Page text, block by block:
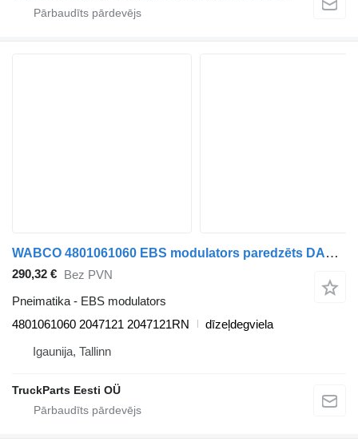
WABCO 4801061060 EBS modulators paredzēts DAF XF106 (2014-) vilcēja
290,32 € Bez PVN
Pneimatika - EBS modulators
4801061060 2047121 2047121RN
dīzeļdegviela
Igaunija, Tallinn
TruckParts Eesti OÜ